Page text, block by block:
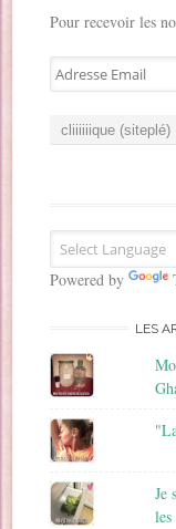
Pour recevoir les
A
d
E
m
a
Powered by
LES
Je